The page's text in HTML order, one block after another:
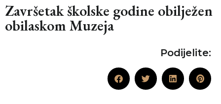
Završetak školske godine obilježen
obilaskom Muzeja
Podijelite: